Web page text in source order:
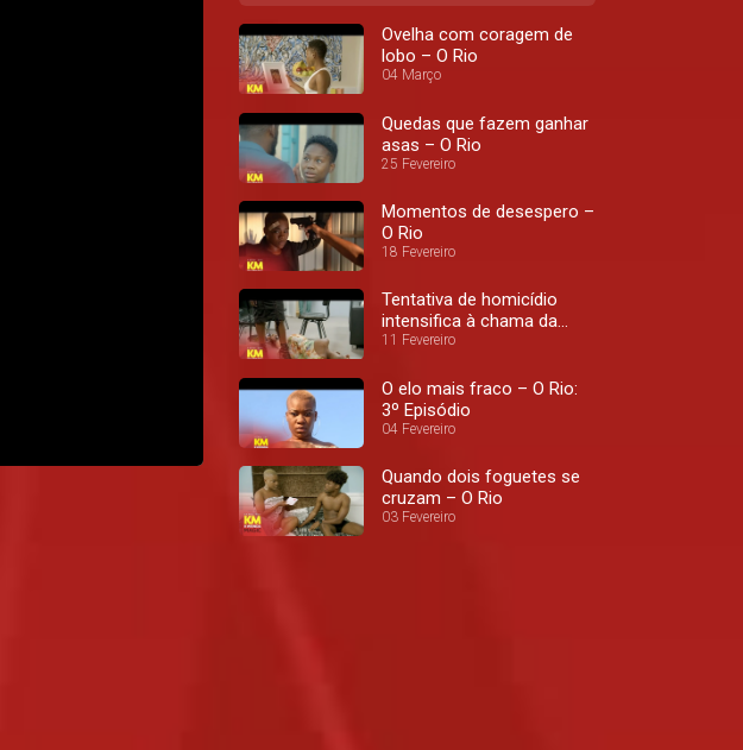
Ovelha com coragem de
lobo – O Rio
04 Março
Quedas que fazem ganhar
asas – O Rio
25 Fevereiro
Momentos de desespero –
O Rio
18 Fevereiro
Tentativa de homicídio
intensifica à chama da
batalha – O Rio
11 Fevereiro
O elo mais fraco – O Rio:
3º Episódio
04 Fevereiro
Quando dois foguetes se
cruzam – O Rio
03 Fevereiro